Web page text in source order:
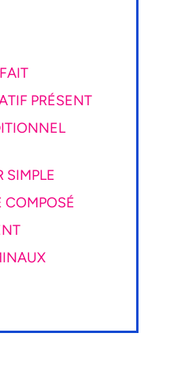
PRÉSENT
SIMPLE
COMPOSÉ